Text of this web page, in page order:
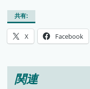
共有:
X Facebook
関連